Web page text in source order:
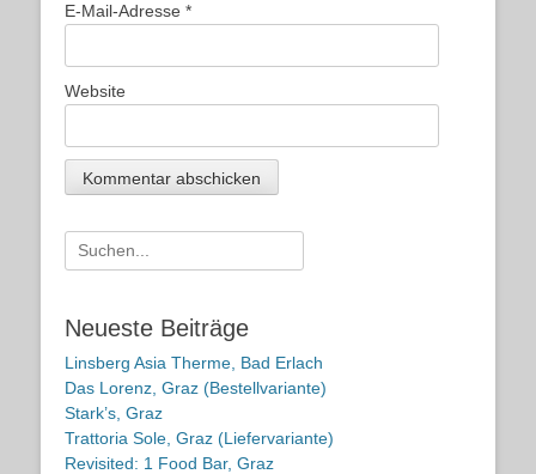
E-Mail-Adresse *
Website
Suche
nach:
Neueste Beiträge
Linsberg Asia Therme, Bad Erlach
Das Lorenz, Graz (Bestellvariante)
Stark’s, Graz
Trattoria Sole, Graz (Liefervariante)
Revisited: 1 Food Bar, Graz